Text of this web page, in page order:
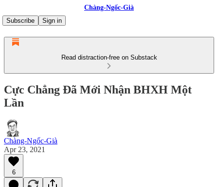
Chàng-Ngốc-Già
Subscribe
Sign in
Read distraction-free on Substack
Cực Chẳng Đã Mới Nhận BHXH Một
Lần
Chàng-Ngốc-Già
Apr 23, 2021
6